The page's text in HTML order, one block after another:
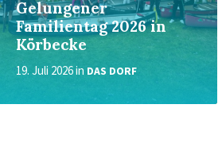
Gelungener
Familientag 2026 in
Körbecke
19. Juli 2026in DAS DORF